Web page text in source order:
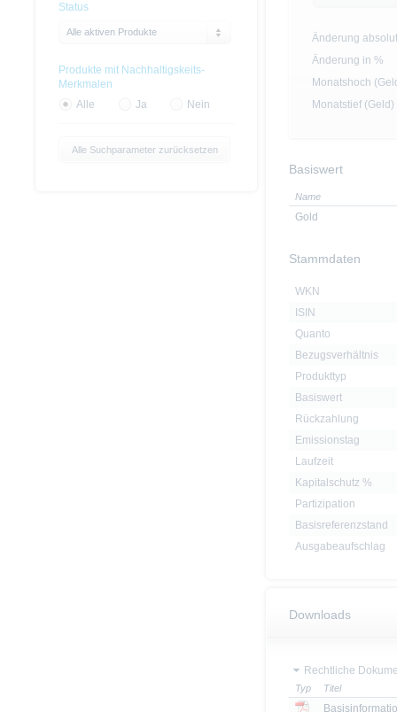
Änderung absolut
Änderung in %
Monatshoch
Monatstief (Geld)
Basiswert
Name
Gold
Stammdaten
WKN
ISIN
Quanto
Bezugsverhältnis
Produkttyp
Basiswert
Rückzahlung
Emissionstag
Laufzeit
Kapitalschutz %
Partizipation
Basisreferenzstand
Ausgabeaufschlag
Downloads
Rechtliche
Typ Titel
Status
Alle aktiven Produkte
Produkte mit Nachhaltigskeits-
Merkmalen
Alle
Ja Nein
Alle Suchparameter zurücksetzen